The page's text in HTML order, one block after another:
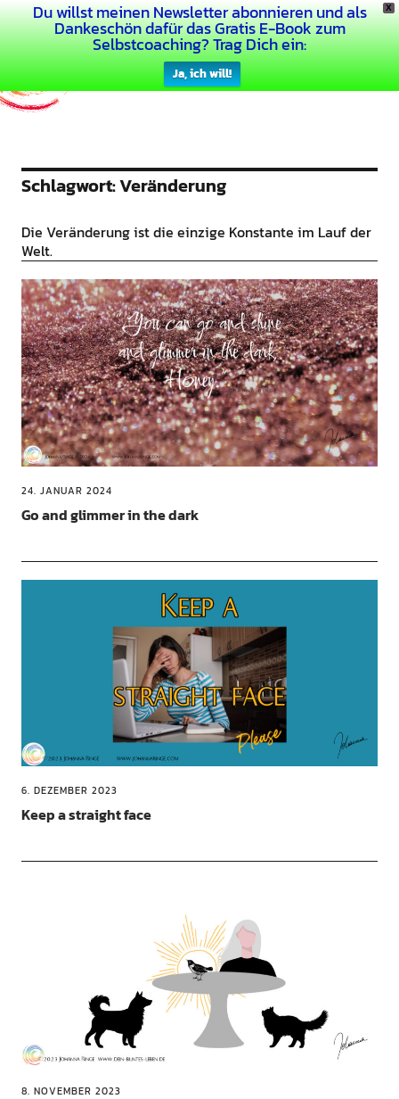
X
Du willst meinen Newsletter abonnieren und als
Dankeschön dafür das Gratis E-Book zum
Selbstcoaching? Trag Dich ein:
Ja, ich will!
Dein Buntes Leben
Schlagwort:Veränderung
Die Veränderung ist die einzige Konstante im Lauf der
Welt.
24. JANUAR 2024
Go and glimmer in the dark
6. DEZEMBER 2023
Keep a straight face
8. NOVEMBER 2023